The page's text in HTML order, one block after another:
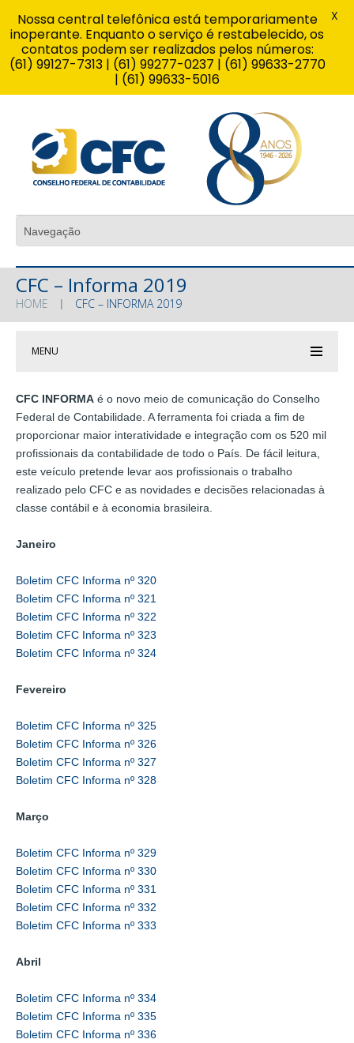
CFC – Informa 2019
HOME CFC – INFORMA 2019
MENU
CFC INFORMA é o novo meio de comunicação do Conselho
Federal de Contabilidade. A ferramenta foi criada a fim de
proporcionar maior interatividade e integração com os 520 mil
profissionais da contabilidade de todo o País. De fácil leitura,
este veículo pretende levar aos profissionais o trabalho
realizado pelo CFC e as novidades e decisões relacionadas à
classe contábil e à economia brasileira.
Janeiro
Boletim CFC Informa nº 320
Boletim CFC Informa nº 321
Boletim CFC Informa nº 322
Boletim CFC Informa nº 323
Boletim CFC Informa nº 324
Fevereiro
Boletim CFC Informa nº 325
Boletim CFC Informa nº 326
Boletim CFC Informa nº 327
Boletim CFC Informa nº 328
Março
Boletim CFC Informa nº 329
Boletim CFC Informa nº 330
Boletim CFC Informa nº 331
Boletim CFC Informa nº 332
Boletim CFC Informa nº 333
Abril
Boletim CFC Informa nº 334
Boletim CFC Informa nº 335
Boletim CFC Informa nº 336
Nossa central telefônica está temporariamente
inoperante. Enquanto o serviço é restabelecido, os
contatos podem ser realizados pelos números:
(61) 99127-7313 | (61) 99277-0237 | (61) 99633-2770
| (61) 99633-5016
X